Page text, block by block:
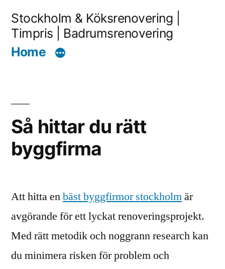
content
Stockholm & Köksrenovering |
Timpris | Badrumsrenovering
Home
Så hittar du rätt
byggfirma
Att hitta enbäst byggfirmor stockholmär
avgörande för ett lyckat renoveringsprojekt.
Med rätt metodik och noggrann research kan
du minimera risken för problem och